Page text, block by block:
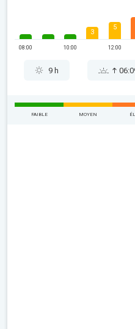
08:00 10:00
3
5
12:00
9 h
FAIBLE MOYEN